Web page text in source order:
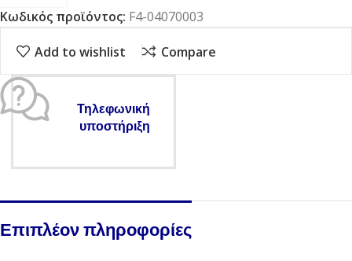
Κωδικός προϊόντος: F4-04070003
Add to wishlist Compare
Τηλεφωνική
υποστήριξη
Επιπλέον πληροφορίες